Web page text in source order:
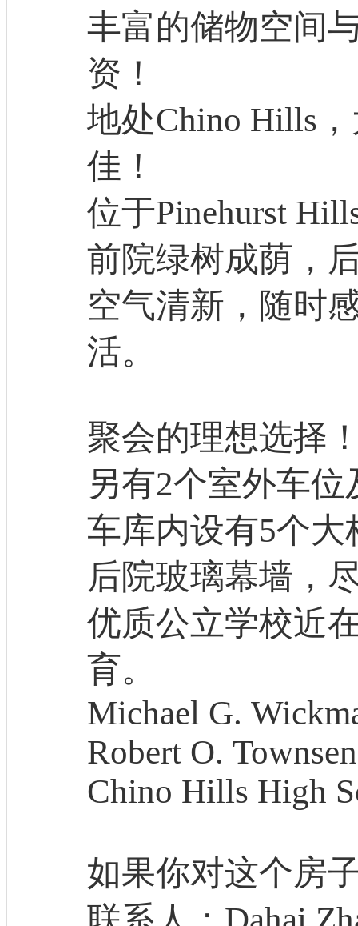
丰富的储物空间
资！
地处Chino Hills
佳！
位于Pinehurst
前院绿树成荫，
空气清新，随时
活。
聚会的理想选择
另有2个室外车
车库内设有5个
后院玻璃幕墙，
优质公立学校近
育。
Michael G.
Robert O.
Chino Hills High
如果你对这个房